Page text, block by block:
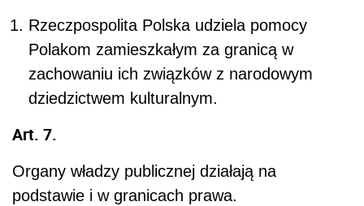
Rzeczpospolita Polska udziela pomocy
Polakom zamieszkałym za granicą w
zachowaniu ich związków z narodowym
dziedzictwem kulturalnym.
Art. 7.
Organy władzy publicznej działają na
podstawie i w granicach prawa.